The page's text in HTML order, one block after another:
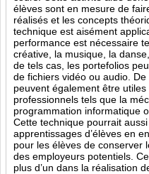
élèves sont en mesure de
réalisés et les concepts
technique est aisément
performance est nécessaire
créative, la musique, la
de tels cas, les portefolios
de fichiers vidéo ou audio. De
peuvent également être
professionnels tels que la
programmation informatique
Cette technique pourrait
apprentissages d’élèves en
pour les élèves de conserver
des employeurs potentiels.
plus d’un dans la réalisation